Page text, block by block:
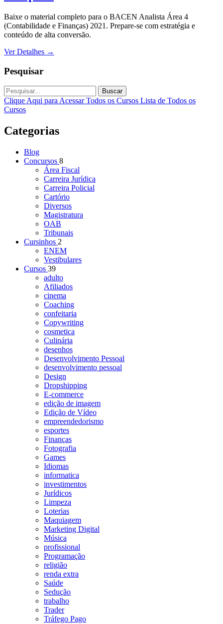
Baixe o material completo para o BACEN Analista Área 4
(Contabilidade e Finanças) 2021. Prepare-se com estratégia e
conteúdo de alta conversão.
Ver Detalhes →
Pesquisar
Buscar
Clique Aqui para Acessar Todos os Cursos Lista de Todos os
Cursos
Categorias
Blog
Concursos 8
Área Fiscal
Carreira Jurídica
Carreira Policial
Cartório
Diversos
Magistratura
OAB
Tribunais
Cursinhos 2
ENEM
Vestibulares
Cursos 39
adulto
Afiliados
cinema
Coaching
confeitaria
Copywriting
cosmetica
Culinária
desenhos
Desenvolvimento Pessoal
desenvolvimento pessoal
Design
Dropshipping
E-commerce
edição de imagem
Edição de Vídeo
empreendedorismo
esportes
Finanças
Fotografia
Games
Idiomas
informatica
investimentos
Jurídicos
Limpeza
Loterias
Maquiagem
Marketing Digital
Música
profissional
Programação
religião
renda extra
Saúde
Sedução
trabalho
Trader
Tráfego Pago